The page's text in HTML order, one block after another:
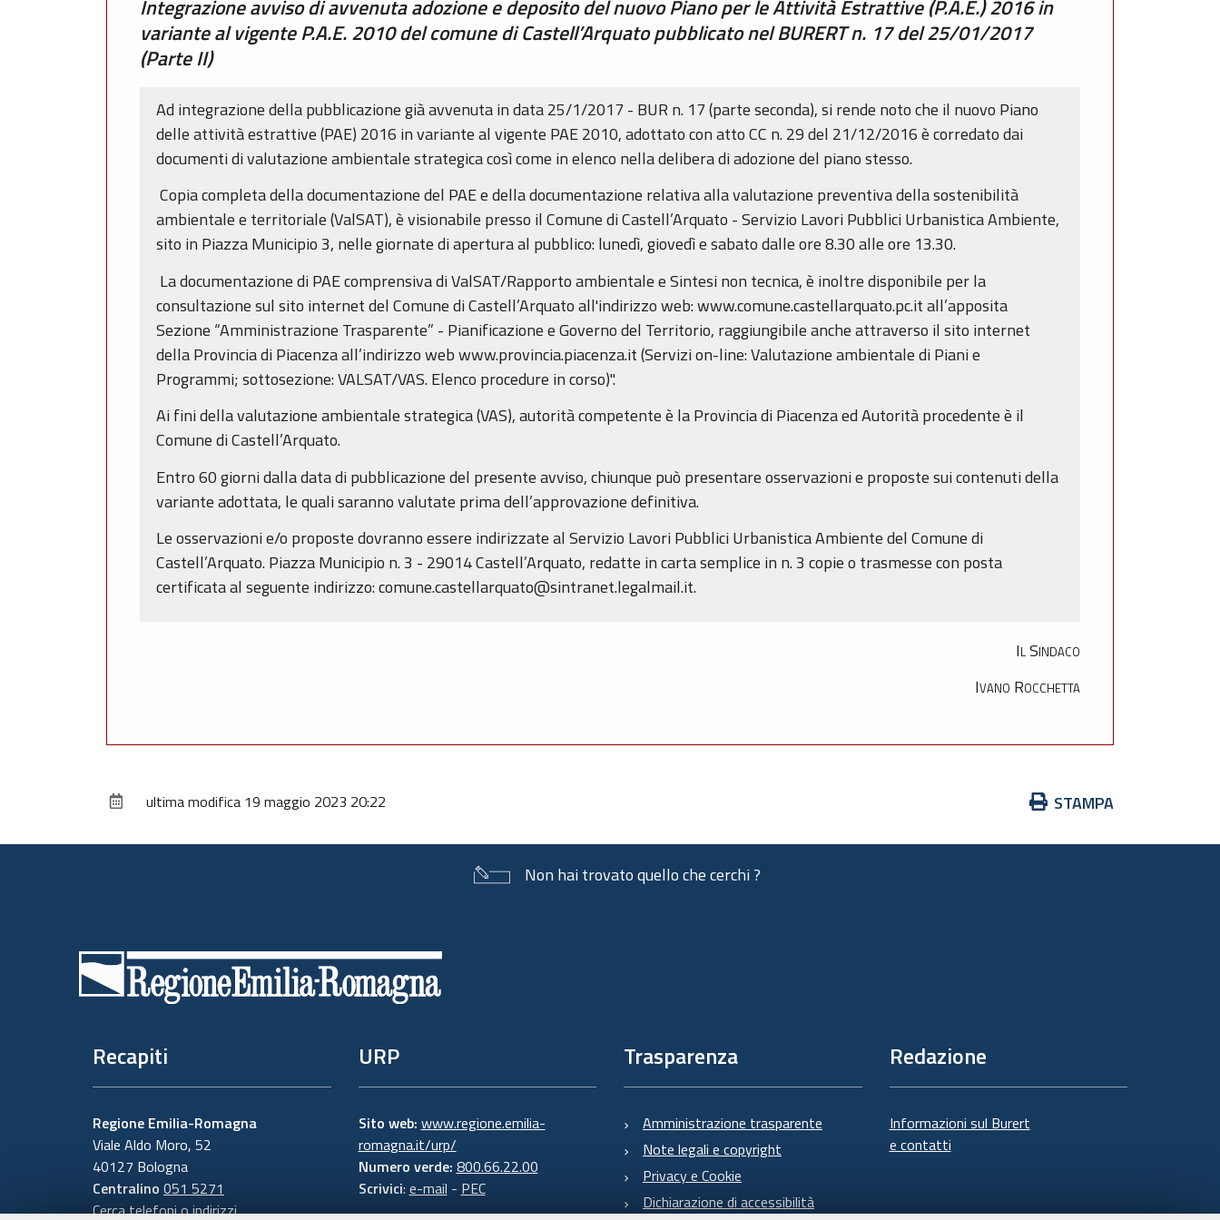
Integrazione avviso di avvenuta adozione e deposito del nuovo Piano per le Attività Estrattive (P.A.E.) 2016 in
variante al vigente P.A.E. 2010 del comune di Castell’Arquato pubblicato nel BURERT n. 17 del 25/01/2017
(Parte II)
Ad integrazione della pubblicazione già avvenuta in data 25/1/2017 - BUR n. 17 (parte seconda), si rende noto che il nuovo Piano
delle attività estrattive (PAE) 2016 in variante al vigente PAE 2010, adottato con atto CC n. 29 del 21/12/2016 è corredato dai
documenti di valutazione ambientale strategica così come in elenco nella delibera di adozione del piano stesso.
Copia completa della documentazione del PAE e della documentazione relativa alla valutazione preventiva della sostenibilità
ambientale e territoriale (ValSAT), è visionabile presso il Comune di Castell’Arquato - Servizio Lavori Pubblici Urbanistica Ambiente,
sito in Piazza Municipio 3, nelle giornate di apertura al pubblico: lunedì, giovedì e sabato dalle ore 8.30 alle ore 13.30.
La documentazione di PAE comprensiva di ValSAT/Rapporto ambientale e Sintesi non tecnica, è inoltre disponibile per la
consultazione sul sito internet del Comune di Castell’Arquato all'indirizzo web: www.comune.castellarquato.pc.it all’apposita
Sezione “Amministrazione Trasparente” - Pianificazione e Governo del Territorio, raggiungibile anche attraverso il sito internet
della Provincia di Piacenza all’indirizzo web www.provincia.piacenza.it (Servizi on-line: Valutazione ambientale di Piani e
Programmi; sottosezione: VALSAT/VAS. Elenco procedure in corso)".
Ai fini della valutazione ambientale strategica (VAS), autorità competente è la Provincia di Piacenza ed Autorità procedente è il
Comune di Castell’Arquato.
Entro 60 giorni dalla data di pubblicazione del presente avviso, chiunque può presentare osservazioni e proposte sui contenuti della
variante adottata, le quali saranno valutate prima dell’approvazione definitiva.
Le osservazioni e/o proposte dovranno essere indirizzate al Servizio Lavori Pubblici Urbanistica Ambiente del Comune di
Castell’Arquato. Piazza Municipio n. 3 - 29014 Castell’Arquato, redatte in carta semplice in n. 3 copie o trasmesse con posta
certificata al seguente indirizzo: comune.castellarquato@sintranet.legalmail.it.
Il Sindaco
Ivano Rocchetta
Azioni
documento
STAMPA
ultima modifica 19 maggio 2023 20:22
Non hai trovato quello che cerchi ?
Recapiti
Regione Emilia-Romagna
Viale Aldo Moro, 52
40127 Bologna
Centralino 051 5271
Cerca telefoni o indirizzi
URP
Sito web: www.regione.emilia-
romagna.it/urp/
Numero verde: 800.66.22.00
Scrivici: e-mail - PEC
Trasparenza
Amministrazione trasparente
Note legali e copyright
Privacy e Cookie
Dichiarazione di accessibilità
Redazione
Informazioni sul Burert
e contatti